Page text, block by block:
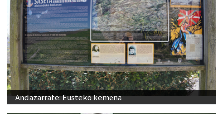
Andazarrate: Eusteko kemena